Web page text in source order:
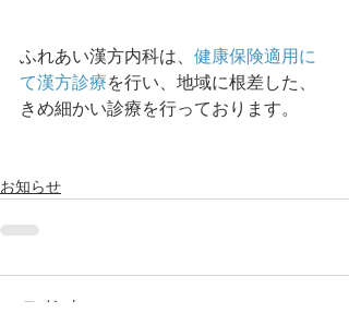
ふれあい漢方内科は、 健康保険適用に
て漢方診療を行い、地域に根差した、
きめ細かい診療を行っております。
お知らせ
コメント